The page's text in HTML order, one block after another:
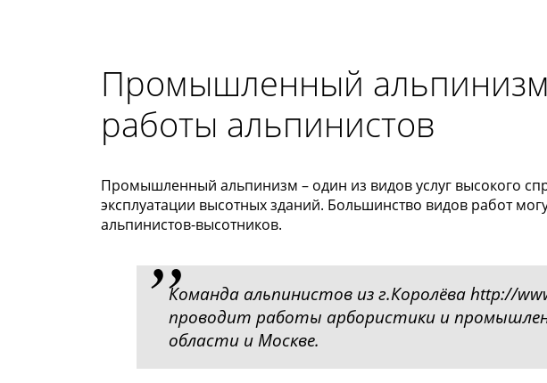
Промышленный
работы альпинистов
Промышленный альпинизм – один из видов услуг высокого
эксплуатации высотных зданий. Большинство видов работ
альпинистов-высотников.
Команда альпинистов из г.Королёва http://
проводит работы арбористики и
области и Москве.